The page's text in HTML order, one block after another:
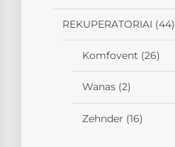
REKUPERATORIAI (44)
Komfovent (26)
Wanas (2)
Zehnder (16)